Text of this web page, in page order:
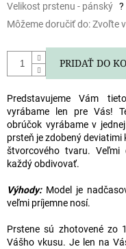
Velikost prstenu - pánský ?
Môžeme doručiť do:Zvoľte
PRIDAŤ DO
Predstavujeme Vám
vyrábame len pre Vás!
obrúčok vyrábame v
prsteň je zdobený deviatimi
štvorcového tvaru.
každý obdivovať.
Výhody:Model je
veľmi príjemne nosí.
Prstene sú zhotovené zo
Vášho vkusu. Je len na